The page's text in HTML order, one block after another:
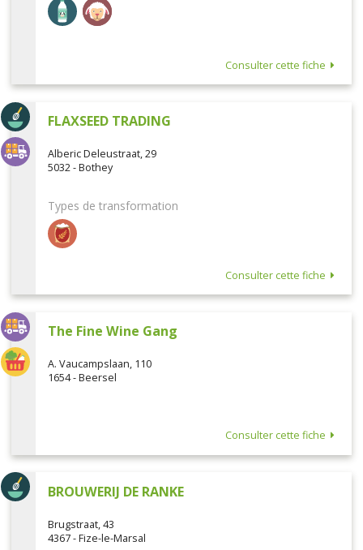
Consulter cette fiche
FLAXSEED TRADING
Alberic Deleustraat, 29
5032 - Bothey
Types de transformation
Consulter cette fiche
The Fine Wine Gang
A. Vaucampslaan, 110
1654 - Beersel
Consulter cette fiche
BROUWERIJ DE RANKE
Brugstraat, 43
4367 - Fize-le-Marsal